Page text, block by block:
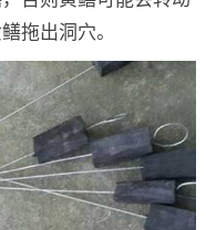
拖出洞穴。